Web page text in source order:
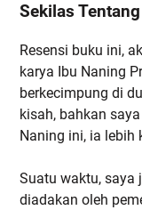
Sekilas
Resensi buku ini,
karya Ibu Naning
berkecimpung di
kisah, bahkan
Naning ini, ia lebih
Suatu waktu, saya
diadakan oleh